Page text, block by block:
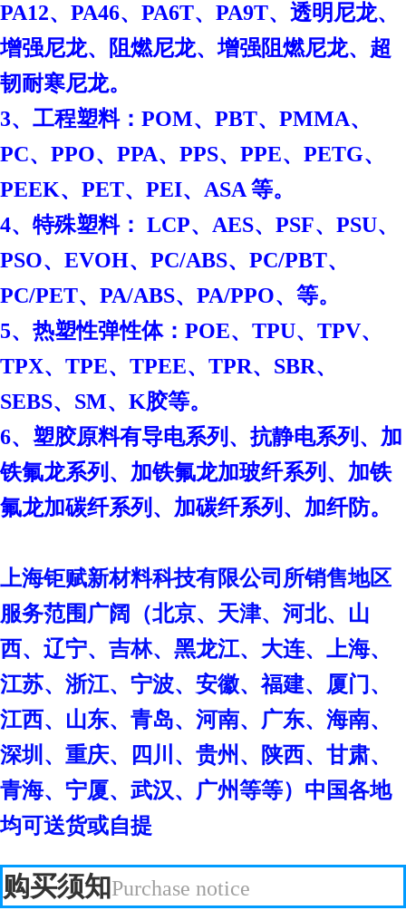
PA12、PA46、PA6T、PA9T、透明尼龙、
增强尼龙、阻燃尼龙、增强阻燃尼龙、超
韧耐寒尼龙。
3、工程塑料：POM、PBT、PMMA、
PC、PPO、PPA、PPS、PPE、PETG、
PEEK、PET、PEI、ASA 等。
4、特殊塑料： LCP、AES、PSF、PSU、
PSO、EVOH、PC/ABS、PC/PBT、
PC/PET、PA/ABS、PA/PPO、等。
5、热塑性弹性体：POE、 TPU、TPV、
TPX、TPE、TPEE、TPR、SBR、
SEBS、SM、K胶等。
6、塑胶原料有导电系列、抗静电系列、加
铁氟龙系列、加铁氟龙加玻纤系列、加铁
氟龙加碳纤系列、加碳纤系列、加纤防。
上海钜赋新材料科技有限公司 所销售地区
服务范围广阔（北京、天津、河北、山
西、辽宁、吉林、黑龙江、大连、上海、
江苏、浙江、宁波、安徽、福建、厦门、
江西、山东、青岛、河南、广东、海南、
深圳、重庆、四川、贵州、陕西、甘肃、
青海、宁厦、武汉、广州等等）中国各地
均可送货或自提
购买须知Purchase notice